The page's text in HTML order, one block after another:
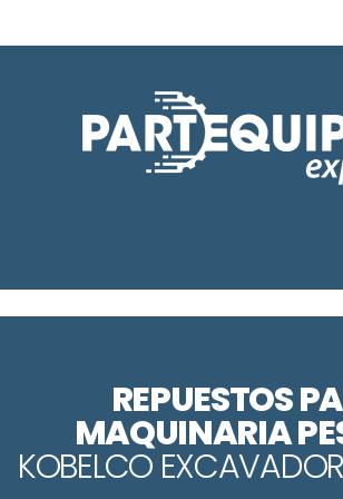
REPUESTOS
MAQUINARIA
KOBELCO